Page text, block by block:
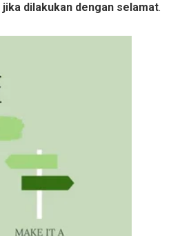
jika dilakukan dengan selamat.